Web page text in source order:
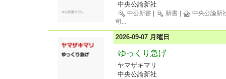
中央公論新社
中公新書 新書
中央公論新
司 ...
2026-09-07 月曜日
ゆっくり急げ
ヤマザキマリ
中央公論新社